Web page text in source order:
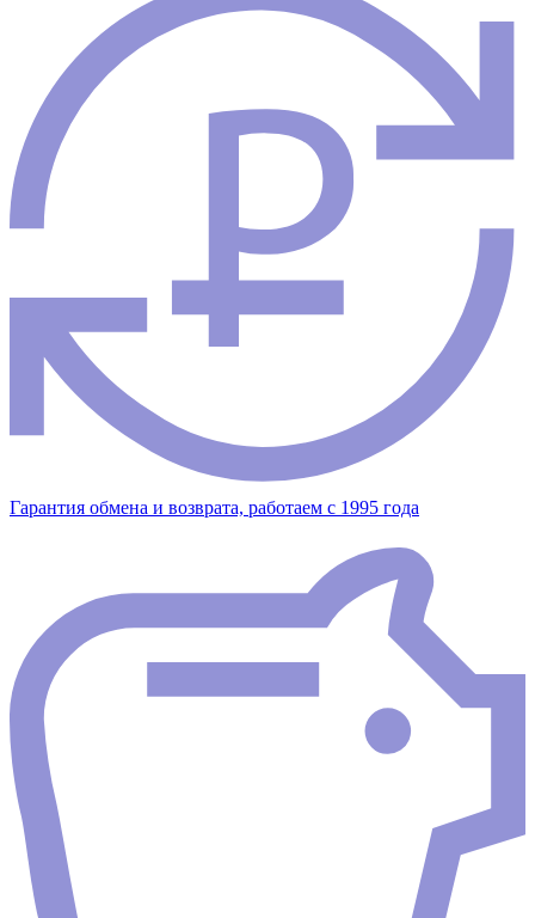
Гарантия обмена и возврата, работаем с 1995 года